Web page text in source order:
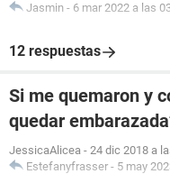
Jasmin - 6 mar 2022 a las
12 respuestas
Si me quemaron y
quedar
JessicaAlicea - 24 dic 2018 a
Estefanyfrasser - 5 may